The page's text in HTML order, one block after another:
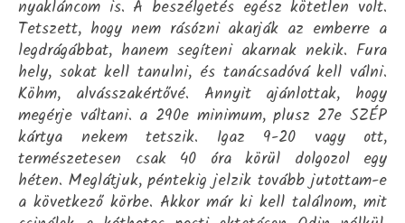
nyakláncom is. A beszélgetés egész kötetlen volt.
Tetszett, hogy nem rásózni akarják az emberre a
legdrágábbat, hanem segíteni akarnak nekik. Fura
hely, sokat kell tanulni, és tanácsadóvá kell válni.
Köhm, alvásszakértővé. Annyit ajánlottak, hogy
megérje váltani. a 290e minimum, plusz 27e SZÉP
kártya nekem tetszik. Igaz 9-20 vagy ott,
természetesen csak 40 óra körül dolgozol egy
héten. Meglátjuk, péntekig jelzik tovább jutottam-e
a következő körbe. Akkor már ki kell találnom, mit